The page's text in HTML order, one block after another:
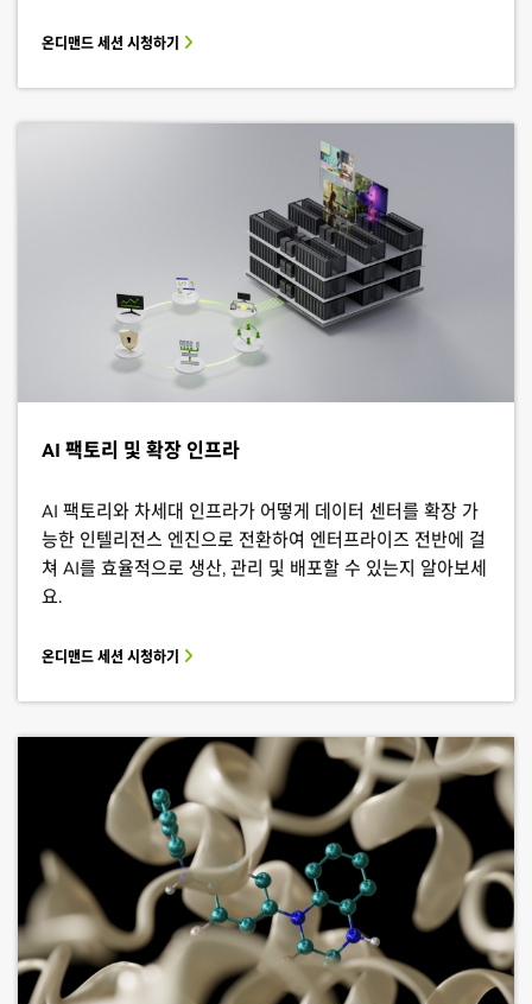
온디맨드 세션 시청하기
AI 팩토리 및 확장 인프라
AI 팩토리와 차세대 인프라가 어떻게 데이터 센터를 확장 가
능한 인텔리전스 엔진으로 전환하여 엔터프라이즈 전반에 걸
쳐 AI를 효율적으로 생산, 관리 및 배포할 수 있는지 알아보세
요.
온디맨드 세션 시청하기